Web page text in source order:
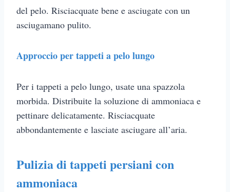
del pelo. Risciacquate bene e asciugate con un
asciugamano pulito.
Approccio per tappeti a pelo lungo
Per i tappeti a pelo lungo, usate una spazzola
morbida. Distribuite la soluzione di ammoniaca e
pettinare delicatamente. Risciacquate
abbondantemente e lasciate asciugare all’aria.
Pulizia di tappeti persiani con
ammoniaca